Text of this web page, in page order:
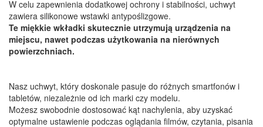
W celu zapewnienia dodatkowej ochrony i stabilności, uchwyt
zawiera silikonowe wstawki antypoślizgowe.
Te miękkie wkładki skutecznie utrzymują urządzenia na
miejscu, nawet podczas użytkowania na nierównych
powierzchniach.
Nasz uchwyt, który doskonale pasuje do różnych smartfonów i
tabletów, niezależnie od ich marki czy modelu.
Możesz swobodnie dostosować kąt nachylenia, aby uzyskać
optymalne ustawienie podczas oglądania filmów, czytania, pisania